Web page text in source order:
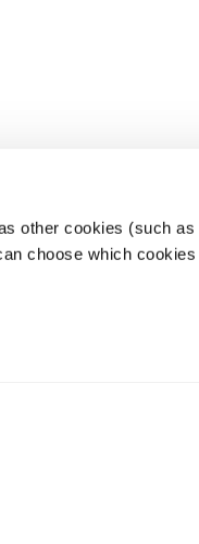
other cookies (such as
choose which cookies